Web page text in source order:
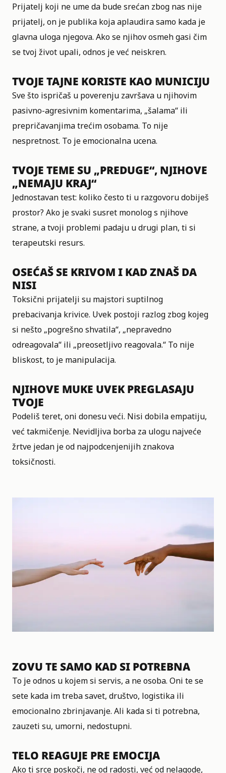
Prijatelj koji ne ume da bude srećan zbog nas nije
prijatelj, on je publika koja aplaudira samo kada je
glavna uloga njegova. Ako se njihov osmeh gasi čim
se tvoj život upali, odnos je već neiskren.
TVOJE TAJNE KORISTE KAO MUNICIJU
Sve što ispričaš u poverenju završava u njihovim
pasivno-agresivnim komentarima, „šalama“ ili
prepričavanjima trećim osobama. To nije
nespretnost. To je emocionalna ucena.
TVOJE TEME SU „PREDUGE“, NJIHOVE
„NEMAJU KRAJ“
Jednostavan test: koliko često ti u razgovoru dobiješ
prostor? Ako je svaki susret monolog s njihove
strane, a tvoji problemi padaju u drugi plan, ti si
terapeutski resurs.
OSEĆAŠ SE KRIVOM I KAD ZNAŠ DA
NISI
Toksični prijatelji su majstori suptilnog
prebacivanja krivice. Uvek postoji razlog zbog kojeg
si nešto „pogrešno shvatila“, „nepravedno
odreagovala“ ili „preosetljivo reagovala.“ To nije
bliskost, to je manipulacija.
NJIHOVE MUKE UVEK PREGLASAJU
TVOJE
Podeliš teret, oni donesu veći. Nisi dobila empatiju,
već takmičenje. Nevidljiva borba za ulogu najveće
žrtve jedan je od najpodcenjenijih znakova
toksičnosti.
ZOVU TE SAMO KAD SI POTREBNA
To je odnos u kojem si servis, a ne osoba. Oni te se
sete kada im treba savet, društvo, logistika ili
emocionalno zbrinjavanje. Ali kada si ti potrebna,
zauzeti su, umorni, nedostupni.
TELO REAGUJE PRE EMOCIJA
Ako ti srce poskoči, ne od radosti, već od nelagode,